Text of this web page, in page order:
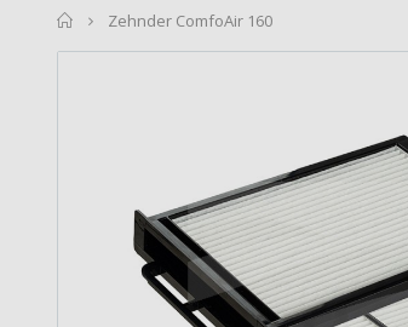
home
Zehnder ComfoAir 160